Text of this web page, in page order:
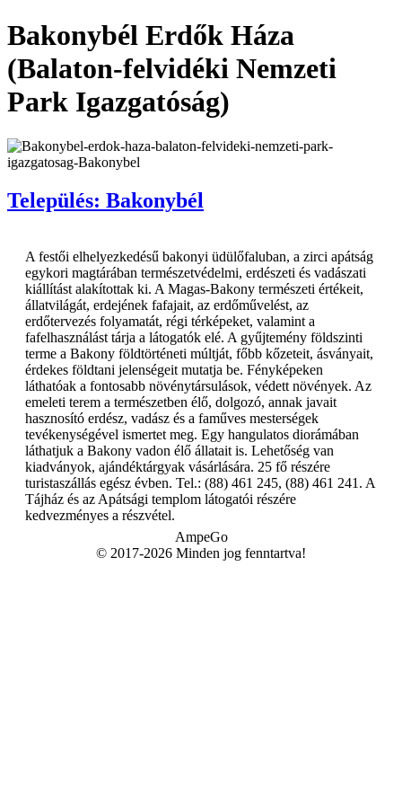
Bakonybél Erdők Háza
(Balaton-felvidéki Nemzeti
Park Igazgatóság)
Település: Bakonybél
A festői elhelyezkedésű bakonyi üdülőfaluban, a zirci apátság
egykori magtárában természetvédelmi, erdészeti és vadászati
kiállítást alakítottak ki. A Magas-Bakony természeti értékeit,
állatvilágát, erdejének fafajait, az erdőművelést, az
erdőtervezés folyamatát, régi térképeket, valamint a
fafelhasználást tárja a látogatók elé. A gyűjtemény földszinti
terme a Bakony földtörténeti múltját, főbb kőzeteit, ásványait,
érdekes földtani jelenségeit mutatja be. Fényképeken
láthatóak a fontosabb növénytársulások, védett növények. Az
emeleti terem a természetben élő, dolgozó, annak javait
hasznosító erdész, vadász és a faműves mesterségek
tevékenységével ismertet meg. Egy hangulatos diorámában
láthatjuk a Bakony vadon élő állatait is. Lehetőség van
kiadványok, ajándéktárgyak vásárlására. 25 fő részére
turistaszállás egész évben. Tel.: (88) 461 245, (88) 461 241. A
Tájház és az Apátsági templom látogatói részére
kedvezményes a részvétel.
AmpeGo
© 2017-2026 Minden jog fenntartva!